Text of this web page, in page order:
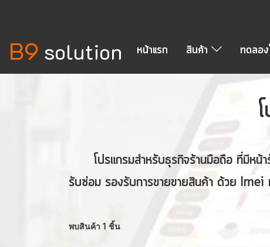
B9 solution หน้าแรก สินค้า ทดลอง
โปรแกรมสำหรับธุรกิจร้านมือถือ ที่มีหน้า
รับซ่อม รองรับการขายขายสินค้า ด้วย Imei
พบสินค้า 1 ชิ้น